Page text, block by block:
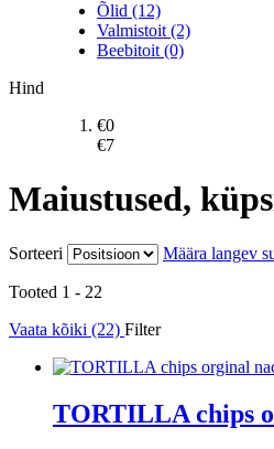
Õlid (12)
Valmistoit (2)
Beebitoit (0)
Hind
€0
€7
Maiustused,
Sorteeri Määra langev
Tooted 1 - 22
Vaata kõiki (22) Filter
TORTILLA chips